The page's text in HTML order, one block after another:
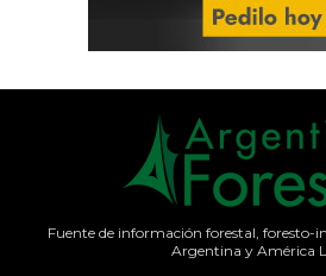
Fuente de información forestal, foresto-
Argentina y América